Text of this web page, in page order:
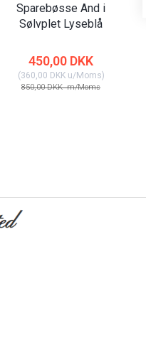
Sparebøsse And i
Sølvplet Lyseblå
450,00 DKK
(360,00 DKKu/Moms)
850,00 DKKm/Moms